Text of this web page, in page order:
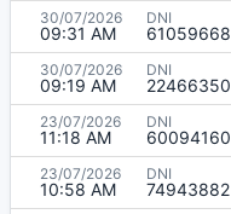
30/07/2026
09:31 AM
DNI
61059668
30/07/2026
09:19 AM
DNI
22466350
23/07/2026
11:18 AM
DNI
60094160
23/07/2026
10:58 AM
DNI
74943882